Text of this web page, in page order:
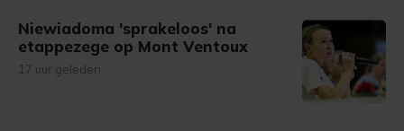
Niewiadoma 'sprakeloos' na
etappezege op Mont Ventoux
17 uur geleden